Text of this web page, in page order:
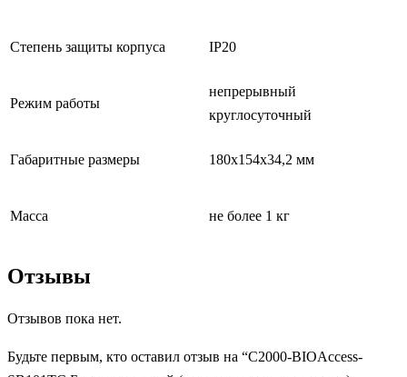
Степень защиты корпуса IP20
Режим работы
непрерывный
круглосуточный
Габаритные размеры 180x154x34,2 мм
Масса не более 1 кг
Отзывы
Отзывов пока нет.
Будьте первым, кто оставил отзыв на “С2000-BIOAccess-